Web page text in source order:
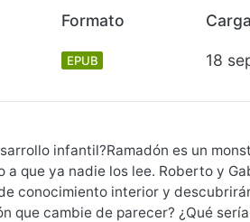
Formato
EPUB 18
infantil?Ramadón es un
que ya nadie los lee. Roberto y
conocimiento interior y
que cambie de parecer? ¿Qué